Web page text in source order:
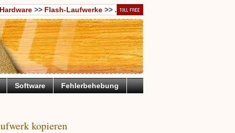
Hardware>> Flash-Laufwerke>> .
Software
Fehlerbehebung
kopieren